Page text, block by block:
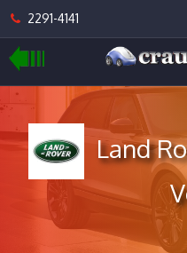
2291-4141
Land